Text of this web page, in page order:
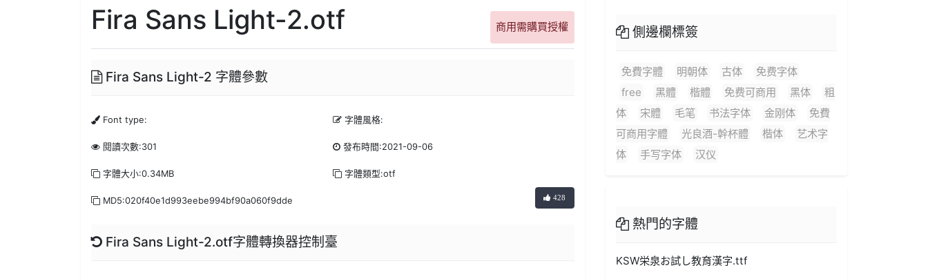
Fira Sans Light-2.otf 商用需購買授權
Fira Sans Light-2 字體參數
Font type: 字體風格:
閱讀次數:301 發布時間:2021-09-06
字體大小:0.34MB 字體類型:otf
MD5:020f40e1d993eebe994bf90a060f9dde 428
Fira Sans Light-2.otf字體轉換器控制臺
側邊欄標簽
免費字體 明朝体 古体
免费字体
free
黑體 楷體 免费可商用 黑体
粗
体
宋體 毛笔 书法字体 金刚体
免費
可商用字體
光良酒-幹杯體 楷体
艺术字
体
手写字体 汉仪
熱門的字體
KSW栄泉お試し教育漢字.ttf